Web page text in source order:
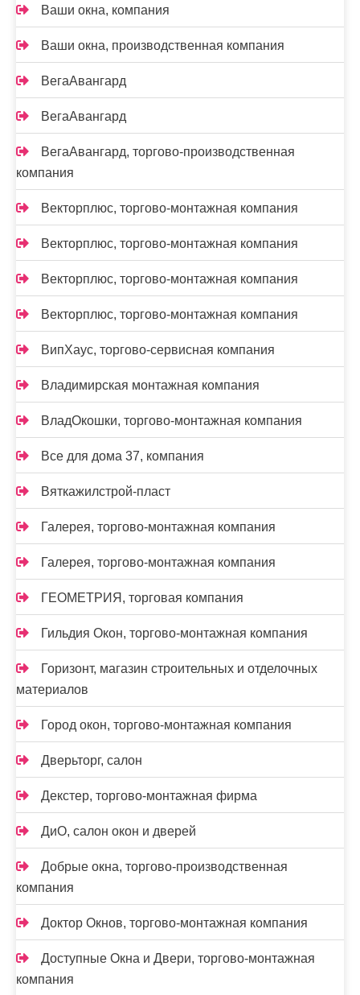
Ваши окна, компания
Ваши окна, производственная компания
ВегаАвангард
ВегаАвангард
ВегаАвангард, торгово-производственная
компания
Векторплюс, торгово-монтажная компания
Векторплюс, торгово-монтажная компания
Векторплюс, торгово-монтажная компания
Векторплюс, торгово-монтажная компания
ВипХаус, торгово-сервисная компания
Владимирская монтажная компания
ВладОкошки, торгово-монтажная компания
Все для дома 37, компания
Вяткажилстрой-пласт
Галерея, торгово-монтажная компания
Галерея, торгово-монтажная компания
ГЕОМЕТРИЯ, торговая компания
Гильдия Окон, торгово-монтажная компания
Горизонт, магазин строительных и отделочных
материалов
Город окон, торгово-монтажная компания
Дверьторг, салон
Декстер, торгово-монтажная фирма
ДиО, салон окон и дверей
Добрые окна, торгово-производственная
компания
Доктор Окнов, торгово-монтажная компания
Доступные Окна и Двери, торгово-монтажная
компания